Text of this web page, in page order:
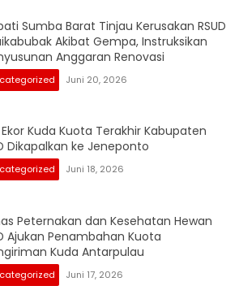
Sumba Barat Tinjau Kerusakan RSUD
Akibat Gempa, Instruksikan
Anggaran Renovasi
Juni 20, 2026
Kuda Kuota Terakhir Kabupaten
Dikapalkan ke Jeneponto
Juni 18, 2026
Peternakan dan Kesehatan Hewan
Ajukan Penambahan Kuota
Kuda Antarpulau
Juni 17, 2026